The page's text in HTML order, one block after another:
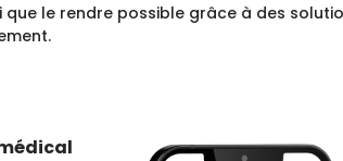
le rendre possible grâce à des